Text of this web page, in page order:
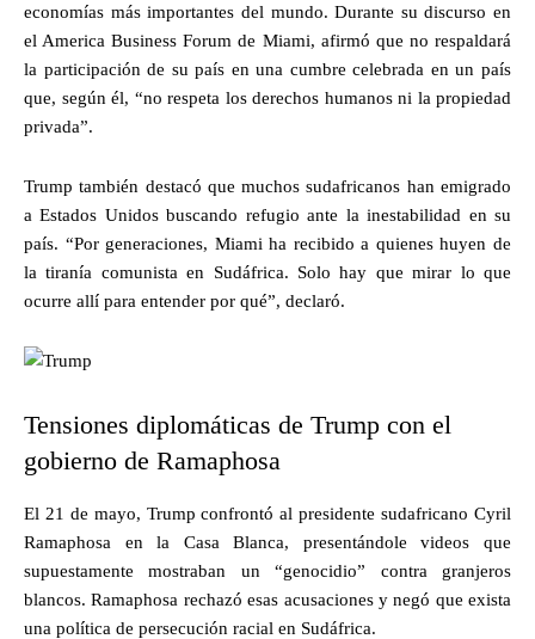
economías más importantes del mundo. Durante su discurso en
el America Business Forum de Miami, afirmó que no respaldará
la participación de su país en una cumbre celebrada en un país
que, según él, “no respeta los derechos humanos ni la propiedad
privada”.
Trump también destacó que muchos sudafricanos han emigrado
a Estados Unidos buscando refugio ante la inestabilidad en su
país. “Por generaciones, Miami ha recibido a quienes huyen de
la tiranía comunista en Sudáfrica. Solo hay que mirar lo que
ocurre allí para entender por qué”, declaró.
Tensiones diplomáticas de Trump con el
gobierno de Ramaphosa
El 21 de mayo, Trump confrontó al presidente sudafricano Cyril
Ramaphosa en la Casa Blanca, presentándole videos que
supuestamente mostraban un “genocidio” contra granjeros
blancos. Ramaphosa rechazó esas acusaciones y negó que exista
una política de persecución racial en Sudáfrica.